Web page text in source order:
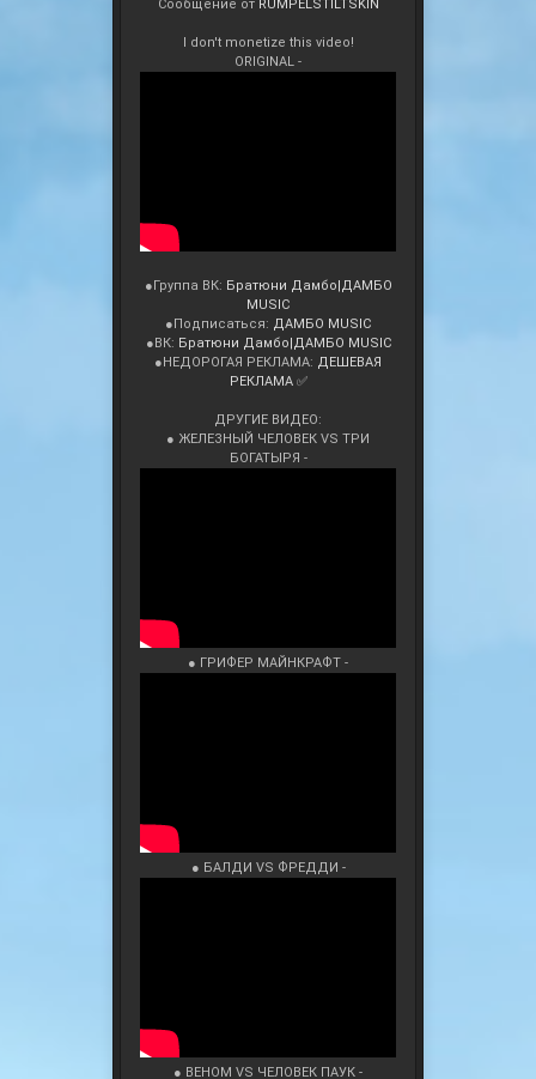
Сообщение от RUMPELSTILTSKIN
I don't monetize this video!
ORIGINAL -
●Группа ВК: Братюни Дамбо|ДАМБО
MUSIC
●Подписаться: ДАМБО MUSIC
●ВК: Братюни Дамбо|ДАМБО MUSIC
●НЕДОРОГАЯ РЕКЛАМА: ДЕШЕВАЯ
РЕКЛАМА ✅
ДРУГИЕ ВИДЕО:
● ЖЕЛЕЗНЫЙ ЧЕЛОВЕК VS ТРИ
БОГАТЫРЯ -
● ГРИФЕР МАЙНКРАФТ -
● БАЛДИ VS ФРЕДДИ -
● ВЕНОМ VS ЧЕЛОВЕК ПАУК -